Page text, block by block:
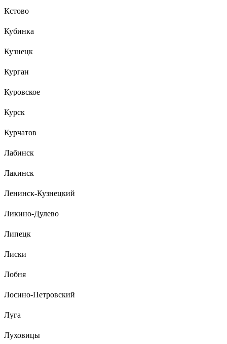
Кстово
Кубинка
Кузнецк
Курган
Куровское
Курск
Курчатов
Лабинск
Лакинск
Ленинск-Кузнецкий
Ликино-Дулево
Липецк
Лиски
Лобня
Лосино-Петровский
Луга
Луховицы